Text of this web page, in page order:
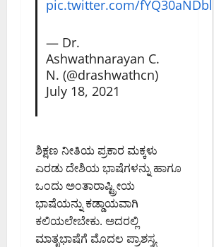
pic.twitter.com/fYQ30aNDbl
— Dr.
Ashwathnarayan C.
N. (@drashwathcn)
July 18, 2021
ಶಿಕ್ಷಣ ನೀತಿಯ ಪ್ರಕಾರ ಮಕ್ಕಳು
ಎರಡು ದೇಶಿಯ ಭಾಷೆಗಳನ್ನು ಹಾಗೂ
ಒಂದು ಅಂತಾರಾಷ್ಟ್ರೀಯ
ಭಾಷೆಯನ್ನು ಕಡ್ಡಾಯವಾಗಿ
ಕಲಿಯಲೇಬೇಕು. ಅದರಲ್ಲಿ
ಮಾತೃಭಾಷೆಗೆ ಮೊದಲ ಪ್ರಾಶಸ್ತ್ಯ